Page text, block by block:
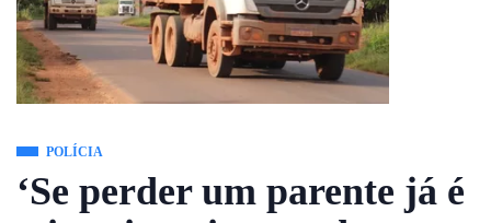
POLÍCIA
‘Se perder um parente já é